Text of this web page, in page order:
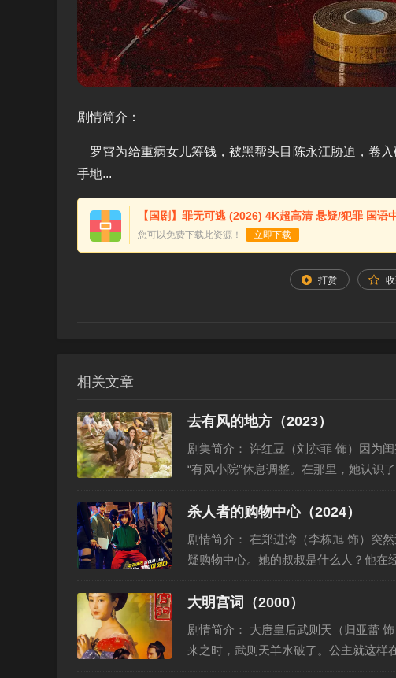
剧情简介：
罗霄为给重病女儿筹钱，被黑帮头目陈永江胁迫，卷
手地...
【国剧】罪无可逃 (2026) 4K超高清 悬疑/犯罪 国语
您可以免费下载此资源！ 立即下载
打赏
相关文章
去有风的地方（2023）
剧集简介： 许红豆（刘亦菲 饰）因为闺蜜去世，生活和工作陷入低谷，她独自前往大理云苗村的
“有风小院”休息调整。在那里，她认识
杀人者的购物中心（2024）
剧情简介： 在郑进湾（李栋旭 饰）突然过世后，他的侄女郑智安（金慧埈 饰）发现叔叔留下的可
疑购物中心。她的叔叔是什么人？他在
大明宫词（2000）
剧情简介： 大唐皇后武则天（归亚蕾 饰）怀胎12月而无法临盆。大雨连天，当大胜突厥的喜讯传
来之时，武则天羊水破了。公主就这样